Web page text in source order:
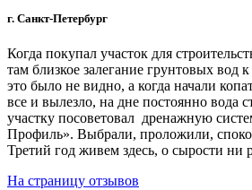
г. Санкт-Петербург
Когда покупал участок для
там близкое залегание грунтовых вод
это было не видно, а когда начали
все и вылезло, на дне постоянно вода
участку посоветовал дренажную
Профиль». Выбрали, проложили,
Третий год живем здесь, о сырости ни
На страницу отзывов